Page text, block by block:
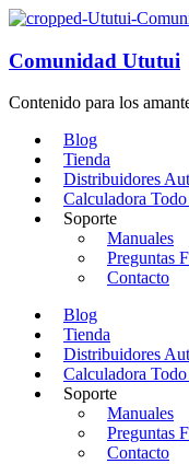
Comunidad Ututui
Contenido para los
Blog
Tienda
Distribuidores
Calculadora
Soporte
Manuales
Preguntas
Contacto
Blog
Tienda
Distribuidores
Calculadora
Soporte
Manuales
Preguntas
Contacto